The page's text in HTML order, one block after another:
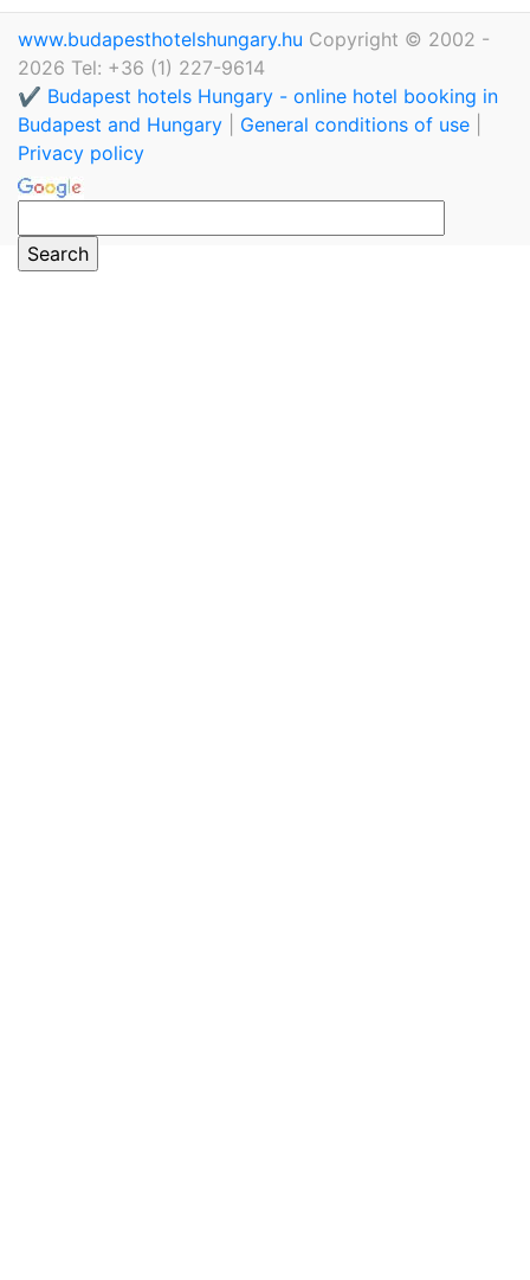
www.budapesthotelshungary.hu Copyright © 2002 -
2026 Tel: +36 (1) 227-9614
✔️ Budapest hotels Hungary - online hotel booking in
Budapest and Hungary
General conditions of use
Privacy policy